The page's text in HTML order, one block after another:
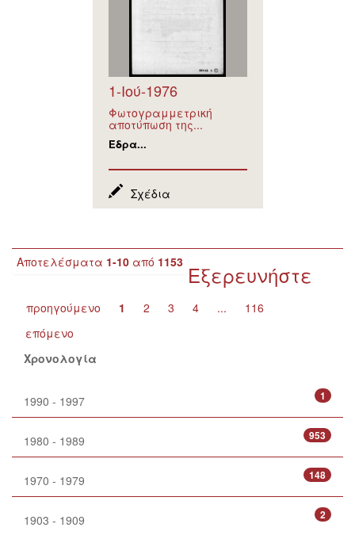
1-Ιού-1976
Φωτογραμμετρική
αποτύπωση της...
Έδρα...
Σχέδια
Αποτελέσματα 1-10 από 1153
προηγούμενο 1 2 3 4 ...
116
επόμενο
Εξερευνήστε
Χρονολογία
1
1990 - 1997
953
1980 - 1989
148
1970 - 1979
2
1903 - 1909